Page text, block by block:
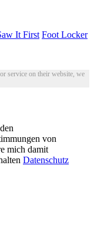
It First Foot Locker
service on their website, we
von
mich damit
Datenschutz